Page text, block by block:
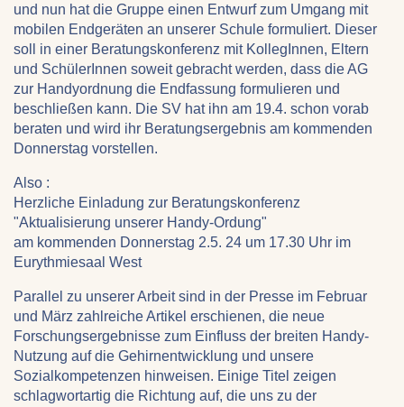
und nun hat die Gruppe einen Entwurf zum Umgang mit
mobilen Endgeräten an unserer Schule formuliert. Dieser
soll in einer Beratungskonferenz mit KollegInnen, Eltern
und SchülerInnen soweit gebracht werden, dass die AG
zur Handyordnung die Endfassung formulieren und
beschließen kann. Die SV hat ihn am 19.4. schon vorab
beraten und wird ihr Beratungsergebnis am kommenden
Donnerstag vorstellen.
Also :
Herzliche Einladung zur Beratungskonferenz
"Aktualisierung unserer Handy-Ordung"
am kommenden Donnerstag 2.5. 24 um 17.30 Uhr im
Eurythmiesaal West
Parallel zu unserer Arbeit sind in der Presse im Februar
und März zahlreiche Artikel erschienen, die neue
Forschungsergebnisse zum Einfluss der breiten Handy-
Nutzung auf die Gehirnentwicklung und unsere
Sozialkompetenzen hinweisen. Einige Titel zeigen
schlagwortartig die Richtung auf, die uns zu der